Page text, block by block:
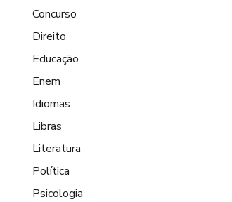
Concurso
Direito
Educação
Enem
Idiomas
Libras
Literatura
Política
Psicologia